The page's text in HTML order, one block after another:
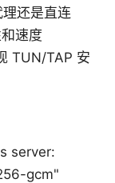
还是直连
速度
TUN/TAP 安
server:
gcm"